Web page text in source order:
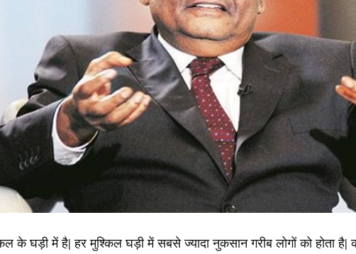
के घड़ी में है| हर मुश्किल घड़ी में सबसे ज्यादा नुकसान गरीब लोगों को होता